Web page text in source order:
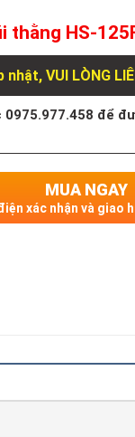
thằng HS-
VUI LÒNG
0975.977.458 để
MUA NGAY
xác nhận và giao